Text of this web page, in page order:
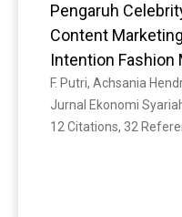
Alma, B. (2007).
Pemasaran Jasa.
Arikunto, S. (2009).
Pendekatan Praktik).
Cenadi, C. S.
Dalam Dunia
Pengaruh
Content
Intention Fashion
F. Putri, Achsania
Jurnal Ekonomi
12 Citations, 32